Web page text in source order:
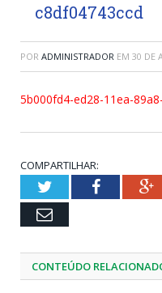
c8df04743ccd
POR ADMINISTRADOR EM 30 DE
5b000fd4-ed28-11ea-
COMPARTILHAR:
TwitterFacebook
Email
CONTEÚDO